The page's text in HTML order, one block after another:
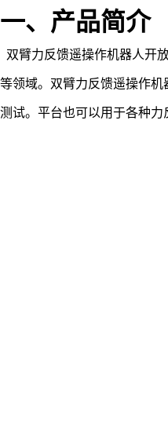
一、产品简介
双臂力反馈遥操作机器人开
等领域。双臂力反馈遥操作
测试。平台也可以用于各种